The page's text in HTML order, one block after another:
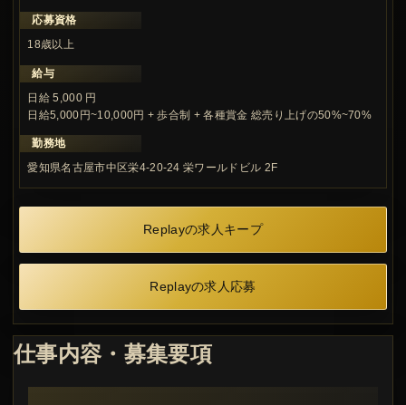
応募資格
18歳以上
給与
日給 5,000 円
日給5,000円~10,000円 + 歩合制 + 各種賞金 総売り上げの50%~70%
勤務地
愛知県名古屋市中区栄4-20-24 栄ワールドビル 2F
Replayの求人キープ
Replayの求人応募
仕事内容・募集要項